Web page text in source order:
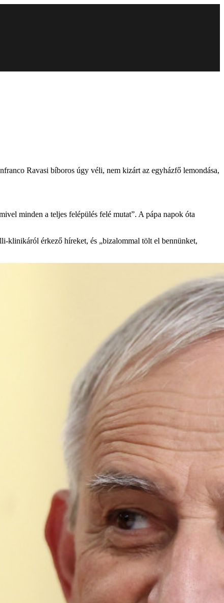
Ravasi bíboros úgy véli, nem kizárt az egyházfő lemondása,
minden a teljes felépülés felé mutat”. A pápa napok óta
klinikáról érkező híreket, és „bizalommal tölt el bennünket,